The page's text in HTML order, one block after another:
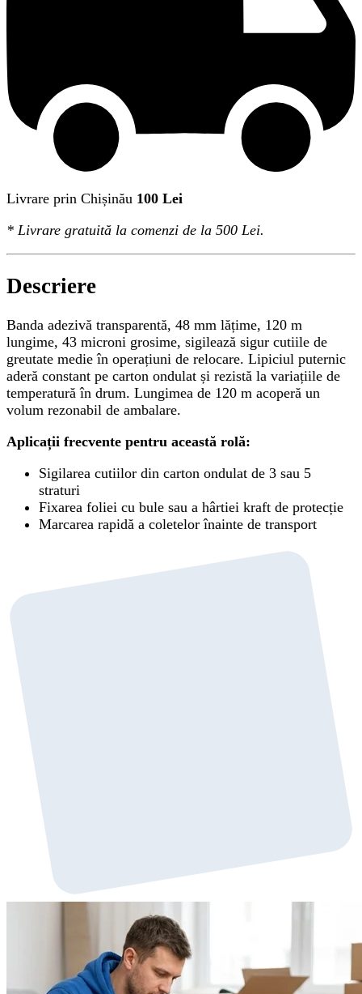
Livrare prin Chișinău 100 Lei
* Livrare gratuită la comenzi de la 500 Lei.
Descriere
Banda adezivă transparentă, 48 mm lățime, 120 m
lungime, 43 microni grosime, sigilează sigur cutiile de
greutate medie în operațiuni de relocare. Lipiciul puternic
aderă constant pe carton ondulat și rezistă la variațiile de
temperatură în drum. Lungimea de 120 m acoperă un
volum rezonabil de ambalare.
Aplicații frecvente pentru această rolă:
Sigilarea cutiilor din carton ondulat de 3 sau 5
straturi
Fixarea foliei cu bule sau a hârtiei kraft de protecție
Marcarea rapidă a coletelor înainte de transport